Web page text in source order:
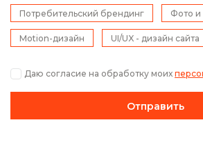
Потребительский брендинг Фото и
Motion-дизайн UI/UX - дизайн сайта
Даю согласие на обработку моих